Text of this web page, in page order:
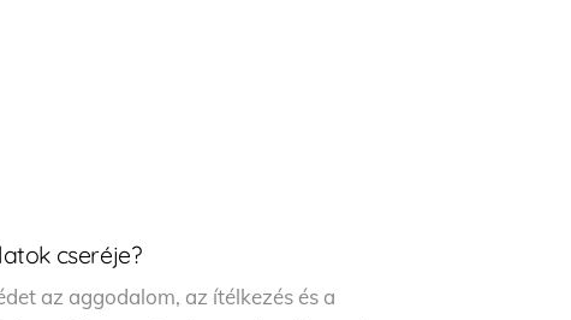
cseréje?
az aggodalom, az ítélkezés és a